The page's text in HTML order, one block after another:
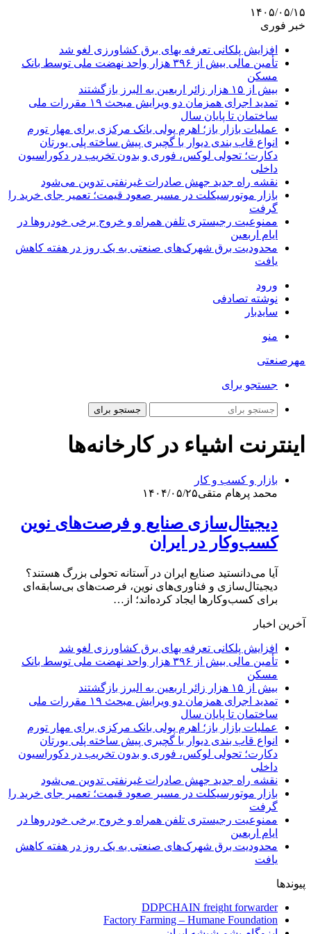
۱۴۰۵/۰۵/۱۵
خبر فوری
افزایش پلکانی تعرفه بهای برق کشاورزی لغو شد
تأمین مالی بیش از ۳۹۶ هزار واحد نهضت ملی توسط بانک
مسکن
بیش از ۱۵ هزار زائر اربعین به البرز بازگشتند
تمدید اجرای همزمان دو ویرایش مبحث ۱۹ مقررات ملی
ساختمان تا پایان سال
عملیات بازار باز؛ اهرم پولی بانک مرکزی برای مهار تورم
انواع قاب بندی دیوار با گچبری پیش ساخته پلی یورتان
دکارت؛ تحولی لوکس، فوری و بدون تخریب در دکوراسیون
داخلی
نقشه راه جدید جهش صادرات غیرنفتی تدوین می‌شود
بازار موتورسیکلت در مسیر صعود قیمت؛ تعمیر جای خرید را
گرفت
ممنوعیت رجیستری تلفن همراه و خروج برخی خودروها در
ایام اربعین
محدودیت برق شهرک‌های صنعتی به یک روز در هفته کاهش
یافت
ورود
نوشته تصادفی
سایدبار
منو
مهرصنعتی
جستجو برای
جستجو برای
اینترنت اشیاء در کارخانه‌ها
بازار و کسب و کار
محمد پرهام متقی۱۴۰۴/۰۵/۲۵
دیجیتال‌سازی صنایع و فرصت‌های نوین
کسب‌وکار در ایران
آیا می‌دانستید صنایع ایران در آستانه تحولی بزرگ هستند؟
دیجیتال‌سازی و فناوری‌های نوین، فرصت‌های بی‌سابقه‌ای
برای کسب‌وکارها ایجاد کرده‌اند؛ از…
آخرین اخبار
افزایش پلکانی تعرفه بهای برق کشاورزی لغو شد
تأمین مالی بیش از ۳۹۶ هزار واحد نهضت ملی توسط بانک
مسکن
بیش از ۱۵ هزار زائر اربعین به البرز بازگشتند
تمدید اجرای همزمان دو ویرایش مبحث ۱۹ مقررات ملی
ساختمان تا پایان سال
عملیات بازار باز؛ اهرم پولی بانک مرکزی برای مهار تورم
انواع قاب بندی دیوار با گچبری پیش ساخته پلی یورتان
دکارت؛ تحولی لوکس، فوری و بدون تخریب در دکوراسیون
داخلی
نقشه راه جدید جهش صادرات غیرنفتی تدوین می‌شود
بازار موتورسیکلت در مسیر صعود قیمت؛ تعمیر جای خرید را
گرفت
ممنوعیت رجیستری تلفن همراه و خروج برخی خودروها در
ایام اربعین
محدودیت برق شهرک‌های صنعتی به یک روز در هفته کاهش
یافت
پیوندها
DDPCHAIN freight forwarder
Factory Farming – Humane Foundation